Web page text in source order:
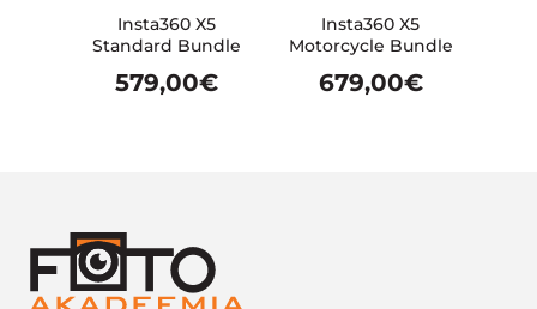
Insta360 X5
Standard Bundle
579,00€
Insta360 X5
Motorcycle Bundle
679,00€